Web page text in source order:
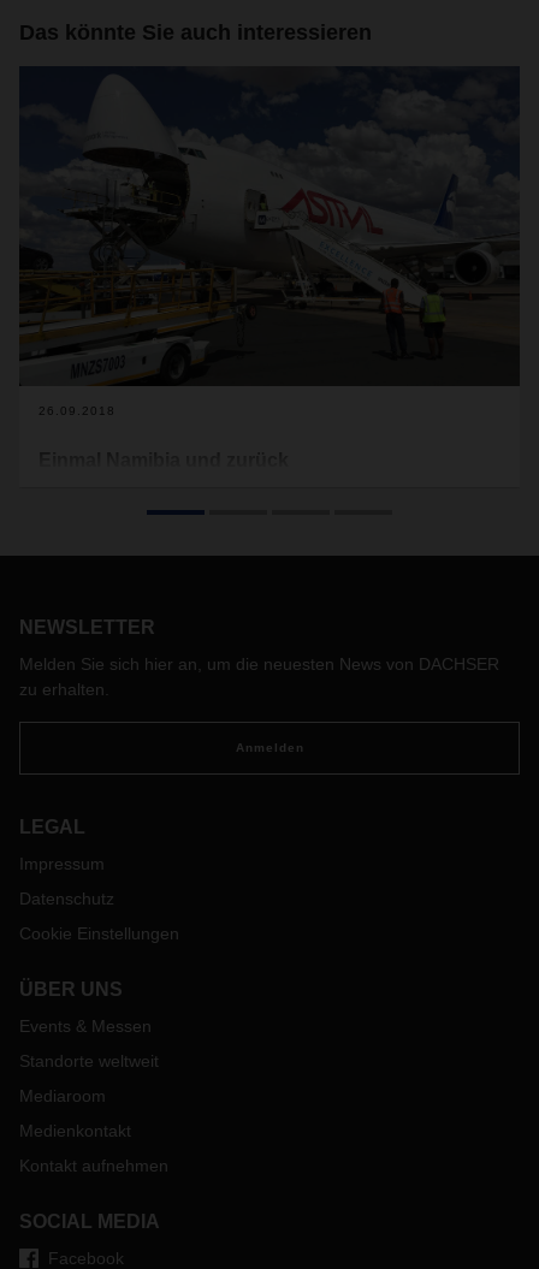
Das könnte Sie auch interessieren
26.09.2018
Sicherheitsüberprüfungen. Für die Hinreise standen nur 72
Walvis Bay zur Verfügung.
NEWSLETTER
Melden Sie sich hier an, um die neuesten News von DACHSER
zu erhalten.
Anmelden
LEGAL
Impressum
Datenschutz
Cookie Einstellungen
ÜBER UNS
Events & Messen
Standorte weltweit
Mediaroom
Medienkontakt
Kontakt aufnehmen
SOCIAL MEDIA
Facebook